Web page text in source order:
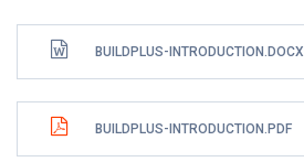
BUILDPLUS-INTRODUCTION.DOCX
BUILDPLUS-INTRODUCTION.PDF